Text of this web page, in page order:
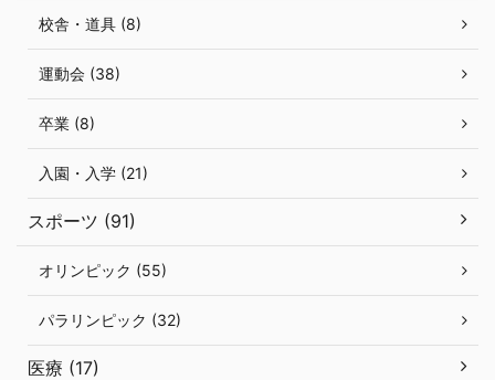
校舎・道具 (8)
運動会 (38)
卒業 (8)
入園・入学 (21)
スポーツ (91)
オリンピック (55)
パラリンピック (32)
医療 (17)